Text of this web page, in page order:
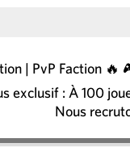
| PvP Faction 🔥
exclusif : À 100
Nous